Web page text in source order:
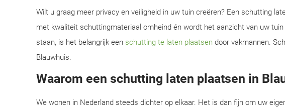
Wilt u graag meer privacy en veiligheid in uw tuin creëren? Een schutting
met kwaliteit schuttingmateriaal omheind én wordt het aanzicht van uw
staan, is het belangrijk een schutting te laten plaatsen door vakmannen.
Blauwhuis.
Waarom een schutting laten plaatsen in
We wonen in Nederland steeds dichter op elkaar. Het is dan fijn om uw